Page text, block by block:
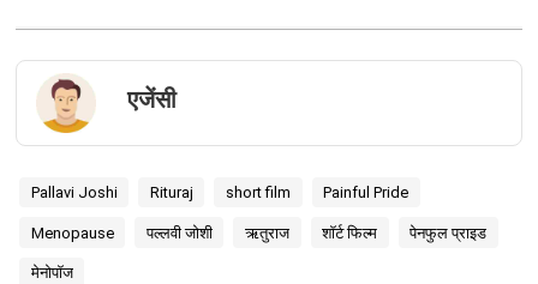
एजेंसी
Pallavi Joshi Rituraj short film Painful Pride
Menopause पल्लवी जोशी ऋतुराज शॉर्ट फिल्म पेनफुल प्राइड
मेनोपॉज